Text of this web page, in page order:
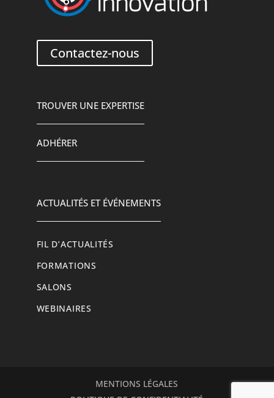
Contactez-nous
TROUVER UNE EXPERTISE
ADHÉRER
ACTUALITÉS ET ÉVÉNEMENTS
FIL D’ACTUALITÉS
FORMATIONS
SALONS
WEBINAIRES
MENTIONS LÉGALES